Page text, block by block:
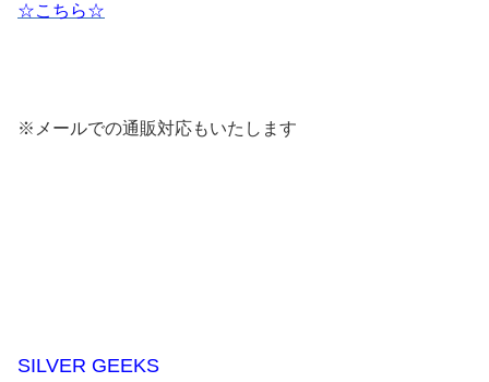
☆こちら☆
※メールでの通販対応もいたします
SILVER GEEKS